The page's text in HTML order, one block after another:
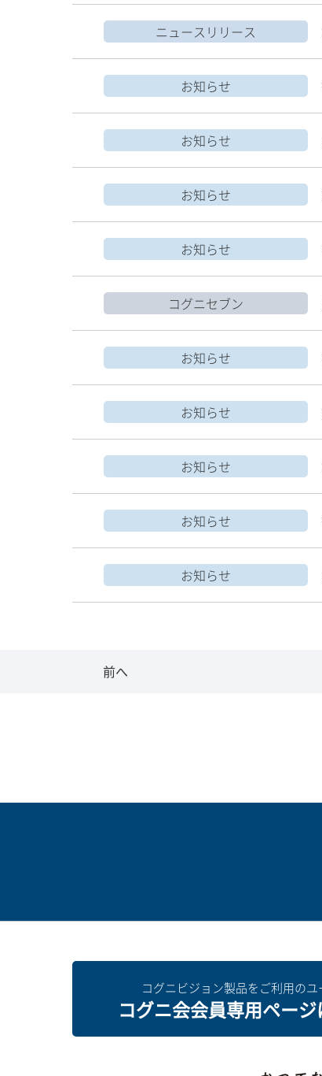
ニュースリリース
お知らせ
お知らせ
お知らせ
お知らせ
コグニセブン
お知らせ
お知らせ
お知らせ
お知らせ
お知らせ
前へ
コグニビジョン製品をご利用のユ
コグニ会会員専用ペー